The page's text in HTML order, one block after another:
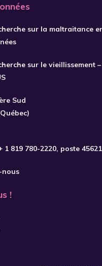
sur la maltraitance
sur le vieillissement –
Sud
1 819 780-2220, poste 45621
nous
!